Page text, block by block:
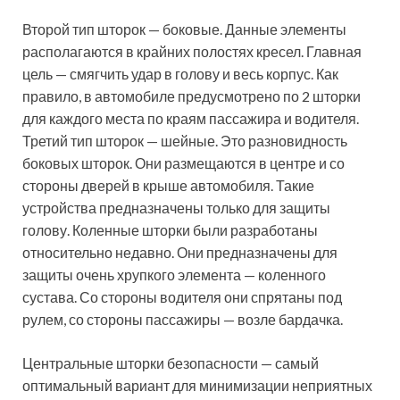
Второй тип шторок — боковые. Данные элементы
располагаются в крайних полостях кресел. Главная
цель — смягчить удар в голову и весь корпус. Как
правило, в автомобиле предусмотрено по 2 шторки
для каждого места по краям пассажира и водителя.
Третий тип шторок — шейные. Это разновидность
боковых шторок. Они размещаются в центре и со
стороны дверей в крыше автомобиля. Такие
устройства предназначены только для защиты
голову. Коленные шторки были разработаны
относительно недавно. Они предназначены для
защиты очень хрупкого элемента — коленного
сустава. Со стороны водителя они спрятаны под
рулем, со стороны пассажиры — возле бардачка.
Центральные шторки безопасности — самый
оптимальный вариант для минимизации неприятных